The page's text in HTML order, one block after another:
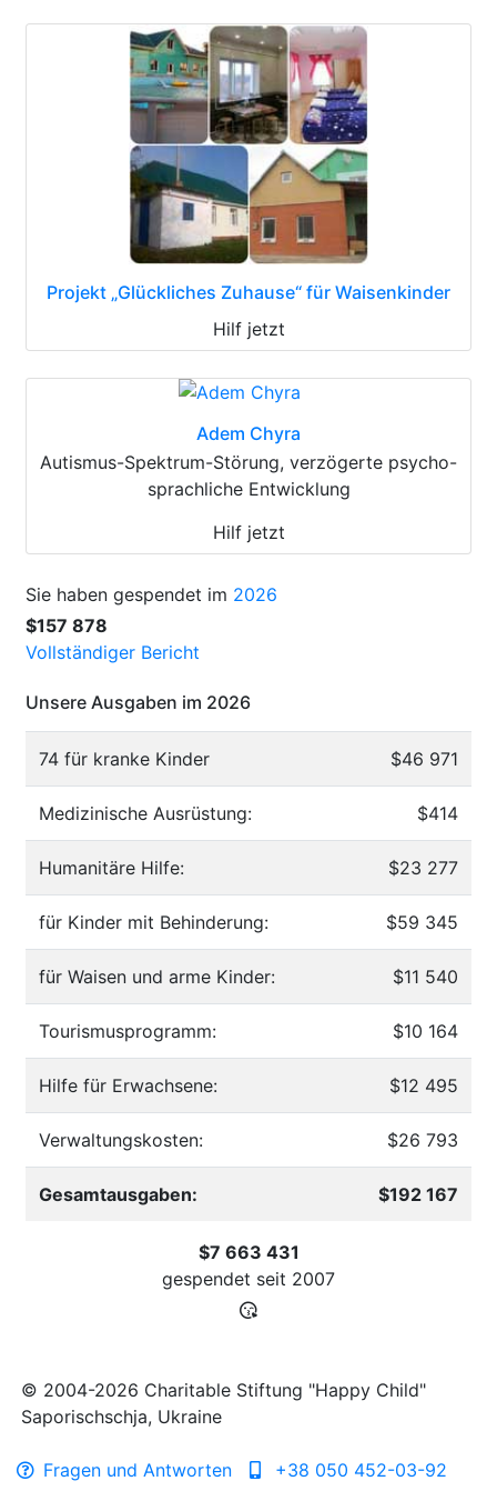
Projekt „Glückliches Zuhause“ für Waisenkinder
Hilf jetzt
Adem Chyra
Autismus-Spektrum-Störung, verzögerte psycho-
sprachliche Entwicklung
Hilf jetzt
Sie haben gespendet im 2026
$157 878
Vollständiger Bericht
Unsere Ausgaben im 2026
74 für kranke Kinder $46 971
Medizinische Ausrüstung: $414
Humanitäre Hilfe: $23 277
für Kinder mit Behinderung: $59 345
für Waisen und arme Kinder: $11 540
Tourismusprogramm: $10 164
Hilfe für Erwachsene: $12 495
Verwaltungskosten: $26 793
Gesamtausgaben: $192 167
$7 663 431
gespendet seit 2007
© 2004-2026 Charitable Stiftung "Happy Child"
Saporischschja, Ukraine
Fragen und Antworten +38 050 452-03-92